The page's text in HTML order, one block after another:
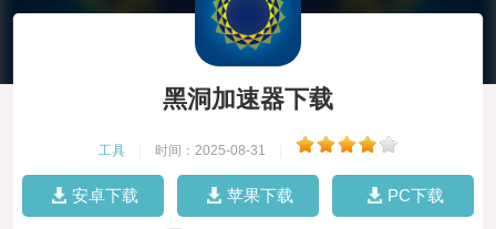
黑洞加速器下载
工具 时间：2025-08-31
安卓下载 苹果下载 PC下载